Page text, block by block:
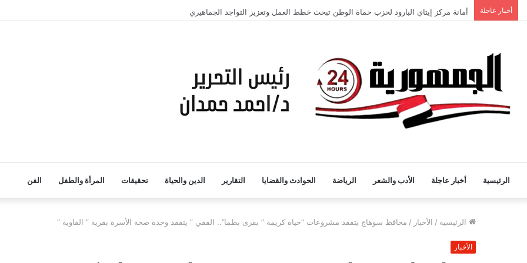
أخبار عاجلة أمانة مركز إيتاي البارود لحزب حماة الوطن تبحث خطط العمل وتعزيز التواجد الجماهيري
الرئيسية أخبار عاجلة الأدب والشعر الرياضة الحوادث والقضايا التقارير الدين والحياة تحقيقات المرأة والطفل الفن
الرئيسية / الأخبار / محافظ سوهاج يتفقد مشروعات “حياة كريمة ” بقرى بطما”.. الفقي ” يتفقد وحدة صحة الأسرة بقرية ” القاوية “
الأخبار